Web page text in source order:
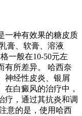
一种有效果的糖皮质
膏、软膏、溶液
一般在10-50元左
有所差异。 哈西奈
神经性皮炎、银屑
白癜风的治疗中，
疗，通过其抗炎和调
意的是，使用哈西